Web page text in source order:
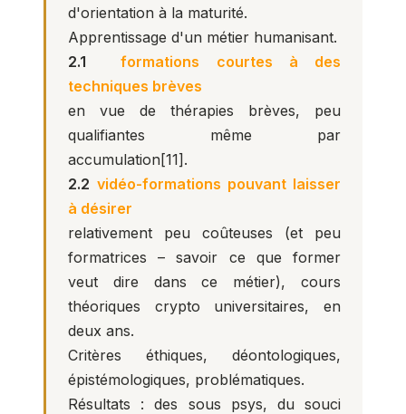
d'orientation à la maturité.
Apprentissage d'un métier humanisant.
2.1
formations courtes à des
techniques brèves
en vue de thérapies brèves, peu
qualifiantes même par
accumulation[11] .
2.2 vidéo-formations pouvant laisser
à désirer
relativement peu coûteuses (et peu
formatrices – savoir ce que former
veut dire dans ce métier), cours
théoriques crypto universitaires, en
deux ans.
Critères éthiques, déontologiques,
épistémologiques, problématiques.
Résultats : des sous psys, du souci